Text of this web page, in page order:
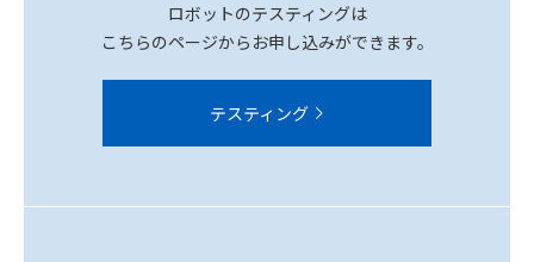
ロボットのテスティングは
こちらのページからお申し込みができます。
テスティング